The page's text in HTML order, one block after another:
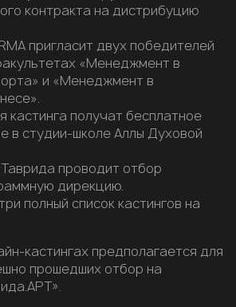
контракта на дистрибуцию
пригласит двух победителей
«Менеджмент в
и «Менеджмент в
кастинга получат бесплатное
в студии-школе Аллы Духовой
проводит отбор
дирекцию.
полный список кастингов на
кастингах предполагается для
прошедших отбор на